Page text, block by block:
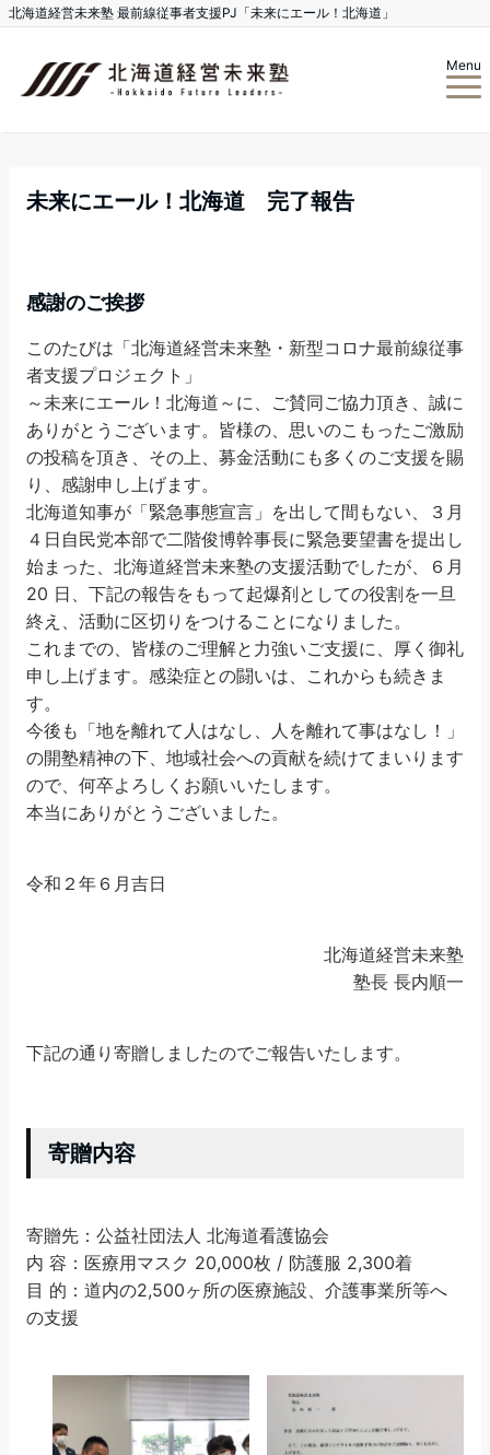
北海道経営未来塾 最前線従事者支援PJ「未来にエール！北海道」
Menu
未来にエール！北海道 完了報告
感謝のご挨拶
このたびは「北海道経営未来塾・新型コロナ最前線従事
者支援プロジェクト」
～未来にエール！北海道～に、ご賛同ご協力頂き、誠に
ありがとうございます。皆様の、思いのこもったご激励
の投稿を頂き、その上、募金活動にも多くのご支援を賜
り、感謝申し上げます。
北海道知事が「緊急事態宣言」を出して間もない、３月
４日自民党本部で二階俊博幹事長に緊急要望書を提出し
始まった、北海道経営未来塾の支援活動でしたが、６月
20 日、下記の報告をもって起爆剤としての役割を一旦
終え、活動に区切りをつけることになりました。
これまでの、皆様のご理解と力強いご支援に、厚く御礼
申し上げます。感染症との闘いは、これからも続きま
す。
今後も「地を離れて人はなし、人を離れて事はなし！」
の開塾精神の下、地域社会への貢献を続けてまいります
ので、何卒よろしくお願いいたします。
本当にありがとうございました。
令和２年６月吉日
北海道経営未来塾
塾長 長内順一
下記の通り寄贈しましたのでご報告いたします。
寄贈内容
寄贈先：公益社団法人 北海道看護協会
内 容：医療用マスク 20,000枚 / 防護服 2,300着
目 的：道内の2,500ヶ所の医療施設、介護事業所等へ
の支援